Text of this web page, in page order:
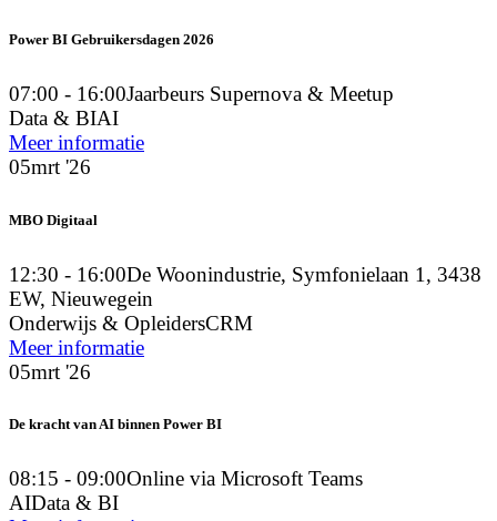
Power BI Gebruikersdagen 2026
07:00 - 16:00Jaarbeurs Supernova & Meetup
Data & BIAI
Meer informatie
05mrt '26
MBO Digitaal
12:30 - 16:00De Woonindustrie, Symfonielaan 1, 3438
EW, Nieuwegein
Onderwijs & OpleidersCRM
Meer informatie
05mrt '26
De kracht van AI binnen Power BI
08:15 - 09:00Online via Microsoft Teams
AIData & BI